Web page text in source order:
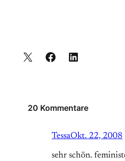
20 Kommentare
TessaOkt. 22, 2008
sehr schön.